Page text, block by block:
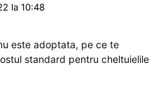
la 10:48
este adoptata, pe ce te
standard pentru cheltuielile